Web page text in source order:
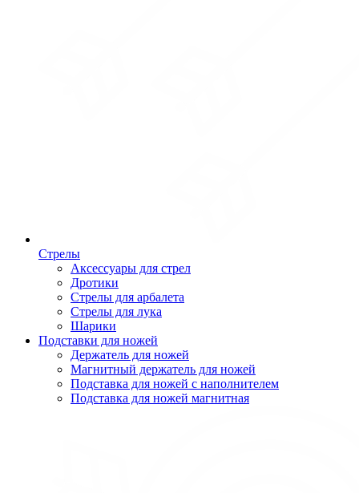
Стрелы
Аксессуары для стрел
Дротики
Стрелы для арбалета
Стрелы для лука
Шарики
Подставки для ножей
Держатель для ножей
Магнитный держатель для ножей
Подставка для ножей с наполнителем
Подставка для ножей магнитная